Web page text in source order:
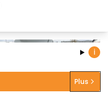
i
Plus